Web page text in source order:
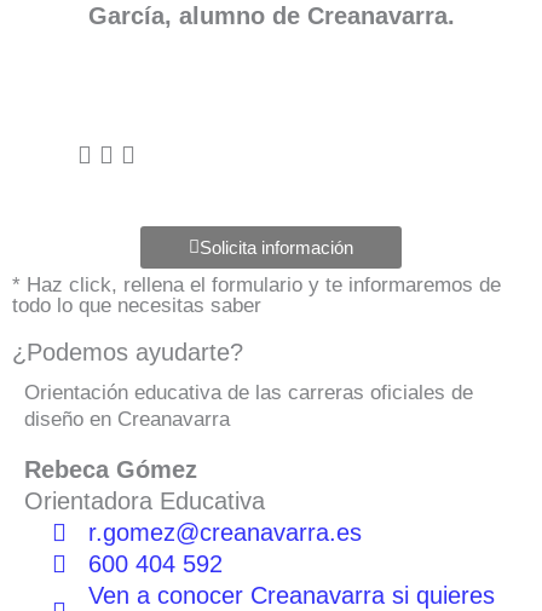
García, alumno de Creanavarra.
Solicita información
* Haz click, rellena el formulario y te informaremos de
todo lo que necesitas saber
¿Podemos ayudarte?
Orientación educativa de las carreras oficiales de
diseño en Creanavarra
Rebeca Gómez
Orientadora Educativa
r.gomez@creanavarra.es
600 404 592
Ven a conocer Creanavarra si quieres